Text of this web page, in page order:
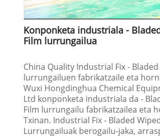
Konponketa industriala -
Film lurrungailua
China Quality Industrial Fix -
lurrungailuen fabrikatzaile eta
Wuxi Hongdinghua Chemical
Ltd konponketa industriala da -
Film lurrungailu fabrikatzailea eta
Txinan. Industrial Fix - Bladed
Lurrungailuak berogailu-jaka,